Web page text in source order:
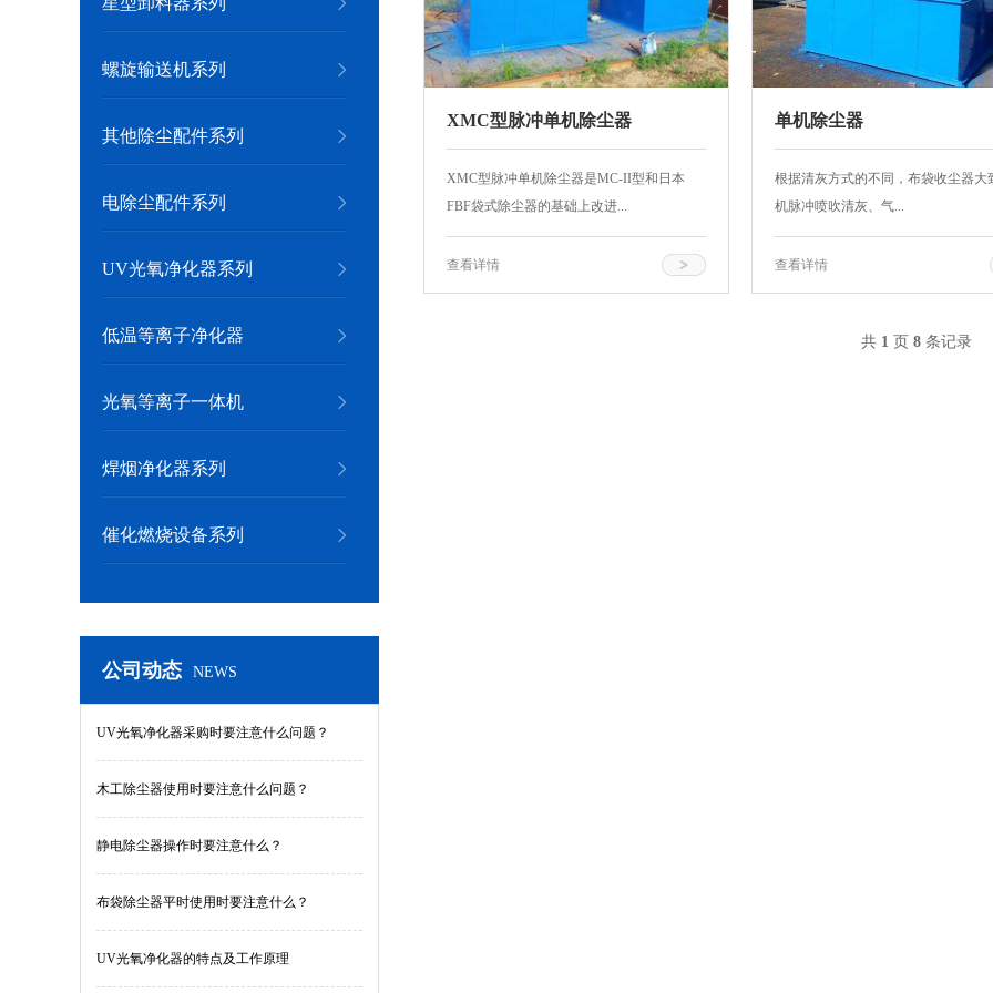
螺旋输送机系列
其他除尘配件系列
电除尘配件系列
UV光氧净化器系列
低温等离子净化器
光氧等离子一体机
焊烟净化器系列
催化燃烧设备系列
公司动态 NEWS
UV光氧净化器采购时要注意什么问题？
木工除尘器使用时要注意什么问题？
静电除尘器操作时要注意什么？
布袋除尘器平时使用时要注意什么？
UV光氧净化器的特点及工作原理
XMC型脉冲单机除尘器
XMC型脉冲单机除尘器是MC-II型和日本
FBF袋式除尘器的基础上改进...
查看详情
单机除尘器
根据清灰方式的不同，布袋收尘器大
机脉冲喷吹清灰、气...
查看详情
共 1 页 8 条记录